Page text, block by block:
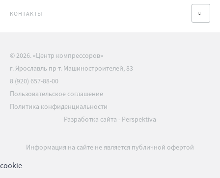
КОНТАКТЫ
© 2026. «Центр компрессоров»
г. Ярославль пр-т. Машиностроителей, 83
8 (920) 657-88-00
Пользовательское соглашение
Политика конфиденциальности
Разработка сайта - Perspektiva
Информация на сайте не является публичной офертой
cookie